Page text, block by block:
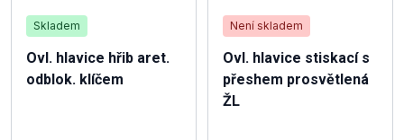
Skladem
Ovl. hlavice hřib aret.
odblok. klíčem
Není skladem
Ovl. hlavice stiskací s
přeshem prosvětlená
ŽL